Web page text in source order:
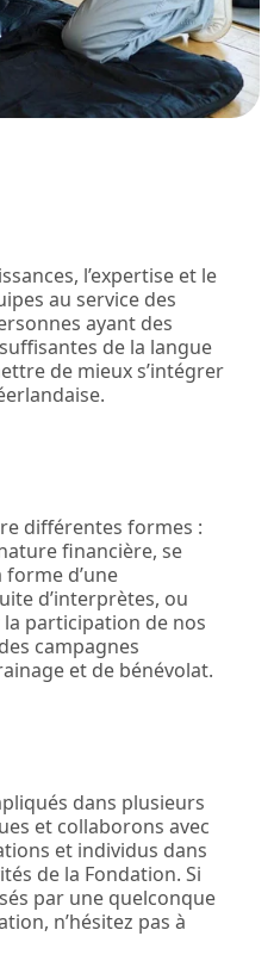
l’expertise et le
au service des
ayant des
de la langue
de mieux s’intégrer
différentes formes :
financière, se
d’une
d’interprètes, ou
participation de nos
campagnes
et de bénévolat.
dans plusieurs
et collaborons avec
et individus dans
de la Fondation. Si
par une quelconque
n’hésitez pas à